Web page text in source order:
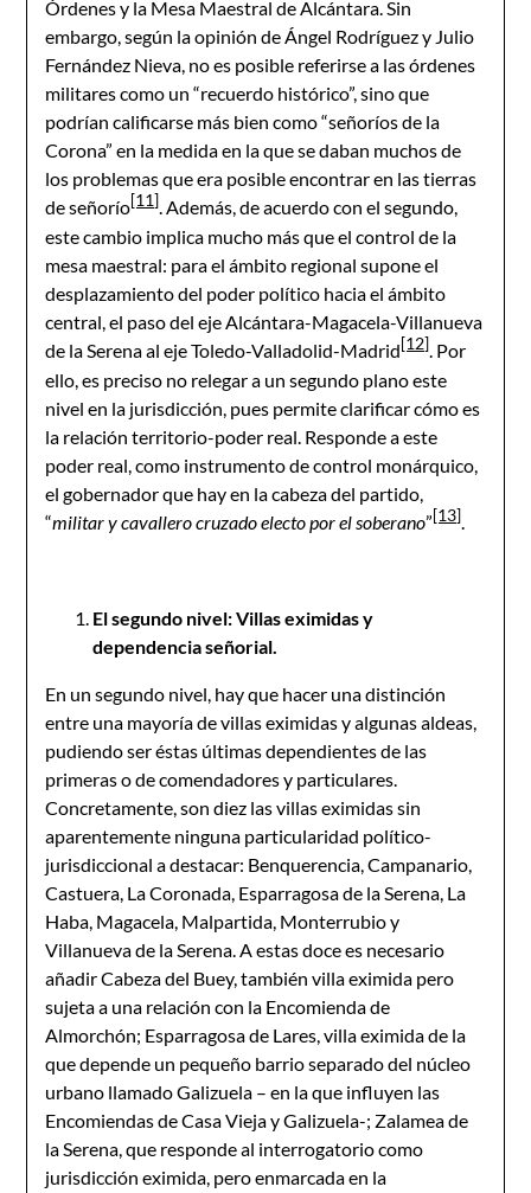
Órdenes y la Mesa Maestral de Alcántara. Sin
embargo, según la opinión de Ángel Rodríguez y Julio
Fernández Nieva, no es posible referirse a las órdenes
militares como un “recuerdo histórico”, sino que
podrían calificarse más bien como “señoríos de la
Corona” en la medida en la que se daban muchos de
los problemas que era posible encontrar en las tierras
de señorío[11]. Además, de acuerdo con el segundo,
este cambio implica mucho más que el control de la
mesa maestral: para el ámbito regional supone el
desplazamiento del poder político hacia el ámbito
central, el paso del eje Alcántara-Magacela-Villanueva
de la Serena al eje Toledo-Valladolid-Madrid[12]. Por
ello, es preciso no relegar a un segundo plano este
nivel en la jurisdicción, pues permite clarificar cómo es
la relación territorio-poder real. Responde a este
poder real, como instrumento de control monárquico,
el gobernador que hay en la cabeza del partido,
“militar y cavallero cruzado electo por el soberano”[13].
El segundo nivel: Villas eximidas y
dependencia señorial.
En un segundo nivel, hay que hacer una distinción
entre una mayoría de villas eximidas y algunas aldeas,
pudiendo ser éstas últimas dependientes de las
primeras o de comendadores y particulares.
Concretamente, son diez las villas eximidas sin
aparentemente ninguna particularidad político-
jurisdiccional a destacar: Benquerencia, Campanario,
Castuera, La Coronada, Esparragosa de la Serena, La
Haba, Magacela, Malpartida, Monterrubio y
Villanueva de la Serena. A estas doce es necesario
añadir Cabeza del Buey, también villa eximida pero
sujeta a una relación con la Encomienda de
Almorchón; Esparragosa de Lares, villa eximida de la
que depende un pequeño barrio separado del núcleo
urbano llamado Galizuela – en la que influyen las
Encomiendas de Casa Vieja y Galizuela-; Zalamea de
la Serena, que responde al interrogatorio como
jurisdicción eximida, pero enmarcada en la